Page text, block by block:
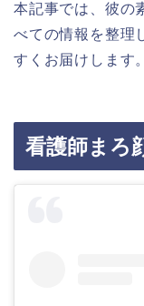
本記事では、彼の
べての情報を整理
すくお届けします。
看護師まろ